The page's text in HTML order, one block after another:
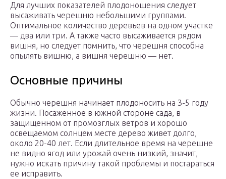
Для лучших показателей плодоношения следует
высаживать черешню небольшими группами.
Оптимальное количество деревьев на одном участке
— два или три. А также часто высаживается рядом
вишня, но следует помнить, что черешня способна
опылять вишню, а вишня черешню — нет.
Основные причины
Обычно черешня начинает плодоносить на 3-5 году
жизни. Посаженное в южной стороне сада, в
защищенном от промозглых ветров и хорошо
освещаемом солнцем месте дерево живет долго,
около 20-40 лет. Если длительное время на черешне
не видно ягод или урожай очень низкий, значит,
нужно искать причину такой проблемы и постараться
ее исправить.